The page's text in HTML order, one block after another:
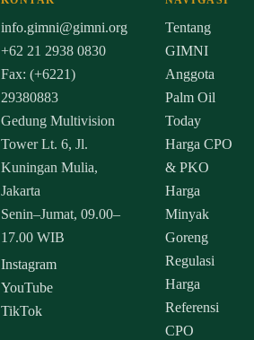
info.gimni@gimni.org
+62 21 2938 0830
Fax: (+6221)
29380883
Gedung Multivision
Tower Lt. 6, Jl.
Kuningan Mulia,
Jakarta
Senin–Jumat, 09.00–
17.00 WIB
Instagram
YouTube
TikTok
Tentang
GIMNI
Anggota
Palm Oil
Today
Harga CPO
& PKO
Harga
Minyak
Goreng
Regulasi
Harga
Referensi
CPO